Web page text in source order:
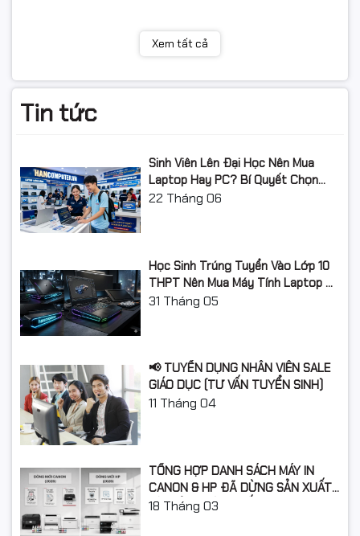
Xem tất cả
Tin tức
Sinh Viên Lên Đại Học Nên Mua
Laptop Hay PC? Bí Quyết Chọn
Máy Tính Đúng Nhu Cầu, Không
22 Tháng 06
Học Sinh Trúng Tuyển Vào Lớp 10
THPT Nên Mua Máy Tính Laptop Gì
Năm Học 2026 - 2027?
31 Tháng 05
📢 TUYỂN DỤNG NHÂN VIÊN SALE
GIÁO DỤC (TƯ VẤN TUYỂN SINH)
11 Tháng 04
TỔNG HỢP DANH SÁCH MÁY IN
CANON & HP ĐÃ DỪNG SẢN XUẤT:
LỘ TRÌNH NÂNG CẤP 2026
18 Tháng 03